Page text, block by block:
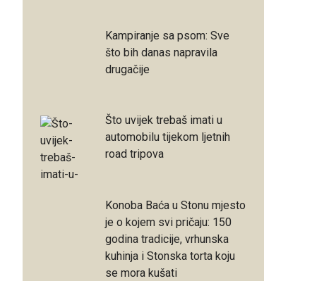
Kampiranje sa psom: Sve
što bih danas napravila
drugačije
Što uvijek trebaš imati u
automobilu tijekom ljetnih
road tripova
Konoba Baća u Stonu mjesto
je o kojem svi pričaju: 150
godina tradicije, vrhunska
kuhinja i Stonska torta koju
se mora kušati